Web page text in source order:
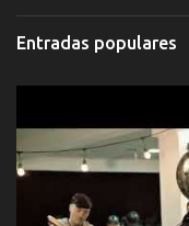
Entradas populares